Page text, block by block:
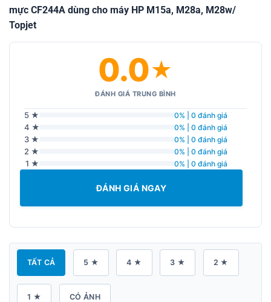
mực CF244A dùng cho máy HP M15a, M28a, M28w/
Topjet
0.0★
ĐÁNH GIÁ TRUNG BÌNH
5 ★ 0% | 0 đánh giá
4 ★ 0% | 0 đánh giá
3 ★ 0% | 0 đánh giá
2 ★ 0% | 0 đánh giá
1 ★ 0% | 0 đánh giá
ĐÁNH GIÁ NGAY
TẤT CẢ 5 ★ 4 ★ 3 ★ 2 ★
1 ★ CÓ ẢNH